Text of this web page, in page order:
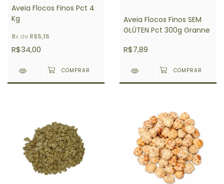
Aveia Flocos Finos Pct 4
Kg
8x de R$5,15
R$34,00
Aveia Flocos Finos SEM
GLÚTEN Pct 300g Granne
R$7,89